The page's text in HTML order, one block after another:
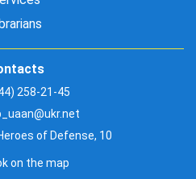
258-21-45
of Defense, 10
on the map